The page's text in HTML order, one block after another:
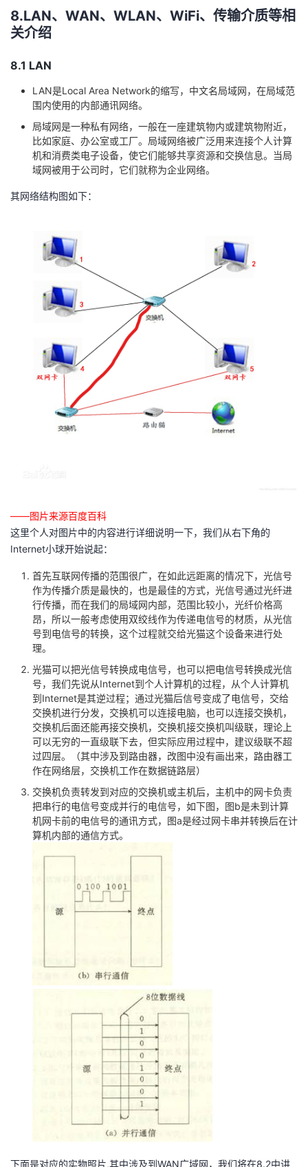
8.LAN、WAN、WLAN、WiFi、传输介质等相
关介绍
8.1 LAN
LAN是Local Area Network的缩写，中文名局域网，在局域范
围内使用的内部通讯网络。
局域网是一种私有网络，一般在一座建筑物内或建筑物附近，
比如家庭、办公室或工厂。局域网络被广泛用来连接个人计算
机和消费类电子设备，使它们能够共享资源和交换信息。当局
域网被用于公司时，它们就称为企业网络。
其网络结构图如下：
——图片来源百度百科
这里个人对图片中的内容进行详细说明一下，我们从右下角的
Internet小球开始说起：
首先互联网传播的范围很广，在如此远距离的情况下，光信号
作为传播介质是最快的，也是最佳的方式，光信号通过光纤进
行传播，而在我们的局域网内部，范围比较小，光纤价格高
昂，所以一般考虑使用双绞线作为传递电信号的材质，从光信
号到电信号的转换，这个过程就交给光猫这个设备来进行处
理。
光猫可以把光信号转换成电信号，也可以把电信号转换成光信
号，我们先说从Internet到个人计算机的过程，从个人计算机
到Internet是其逆过程；通过光猫后信号变成了电信号，交给
交换机进行分发，交换机可以连接电脑，也可以连接交换机，
交换机后面还能再接交换机，交换机接交换机叫级联，理论上
可以无穷的一直级联下去，但实际应用过程中，建议级联不超
过四层。（其中涉及到路由器，改图中没有画出来，路由器工
作在网络层，交换机工作在数据链路层）
交换机负责转发到对应的交换机或主机后，主机中的网卡负责
把串行的电信号变成并行的电信号，如下图，图b是未到计算
机网卡前的电信号的通讯方式，图a是经过网卡串并转换后在计
算机内部的通信方式。
下面是对应的实物照片,其中涉及到WAN广域网，我们将在8.2中讲